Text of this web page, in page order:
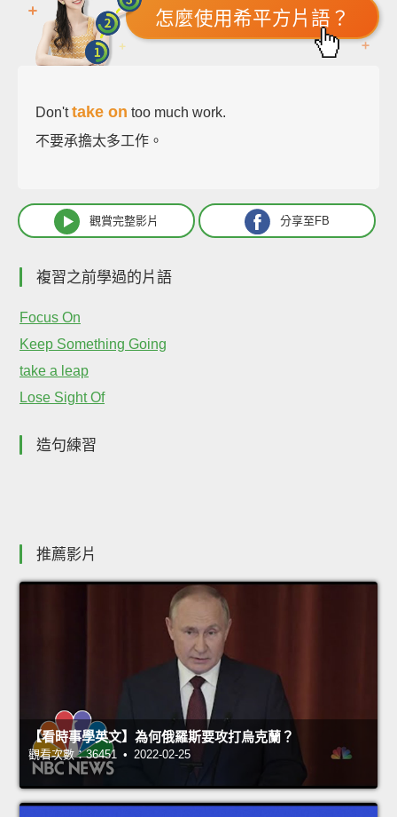
怎麼使用希平方片語？
Don'ttake on too much work.
不要承擔太多工作。
觀賞完整影片 分享至FB
複習之前學過的片語
Focus On
Keep Something Going
take a leap
Lose Sight Of
造句練習
推薦影片
【看時事學英文】為何俄羅斯要攻打烏克蘭？
觀看次數：36451 • 2022-02-25